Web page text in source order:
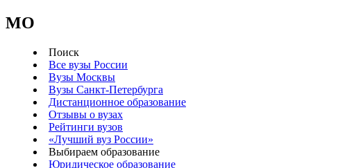
MO
Поиск
Все вузы России
Вузы Москвы
Вузы Санкт-Петербурга
Дистанционное образование
Отзывы о вузах
Рейтинги вузов
«Лучший вуз России»
Выбираем образование
Юридическое образование